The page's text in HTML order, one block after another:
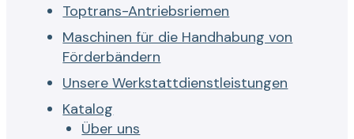
Toptrans-Antriebsriemen
Maschinen für die Handhabung von
Förderbändern
Unsere Werkstattdienstleistungen
Katalog
Über uns